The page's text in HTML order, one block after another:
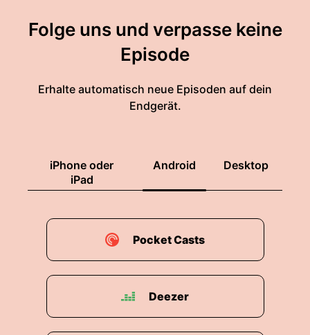
Folge uns und verpasse keine
Episode
Erhalte automatisch neue Episoden auf dein
Endgerät.
iPhone oder
iPad
Android Desktop
Pocket Casts
Deezer